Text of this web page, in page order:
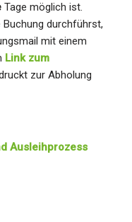
Tage möglich ist.
Buchung durchführst,
mit einem
Link zum
zur Abholung
Ausleihprozess